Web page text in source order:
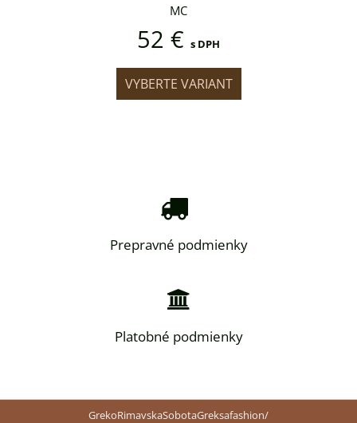
MC
52 € s DPH
VYBERTE VARIANT
Prepravné podmienky
Platobné podmienky
GrekoRimavskaSobotaGreksafashion/